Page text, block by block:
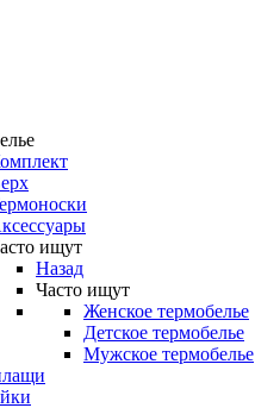
ищут
Назад
Часто ищут
Женское термобелье
Детское термобелье
Мужское термобелье